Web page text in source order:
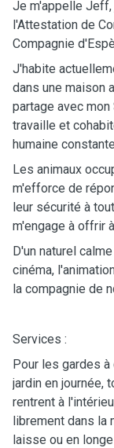
Je m'appelle
l'Attestation de
Compagnie
J'habite
dans une maison
partage avec
travaille et
humaine
Les animaux
m'efforce de
leur sécurité à
m'engage à offrir
D'un naturel
cinéma,
la compagnie de
Services :
Pour les gardes
jardin en journée,
rentrent à
librement dans la
laisse ou en